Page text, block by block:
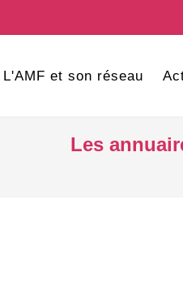
L'AMF et son réseau
Les